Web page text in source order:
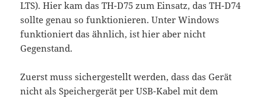
LTS). Hier kam das TH-D75 zum Einsatz, das TH-D74
sollte genau so funktionieren. Unter Windows
funktioniert das ähnlich, ist hier aber nicht
Gegenstand.
Zuerst muss sichergestellt werden, dass das Gerät
nicht als Speichergerät per USB-Kabel mit dem